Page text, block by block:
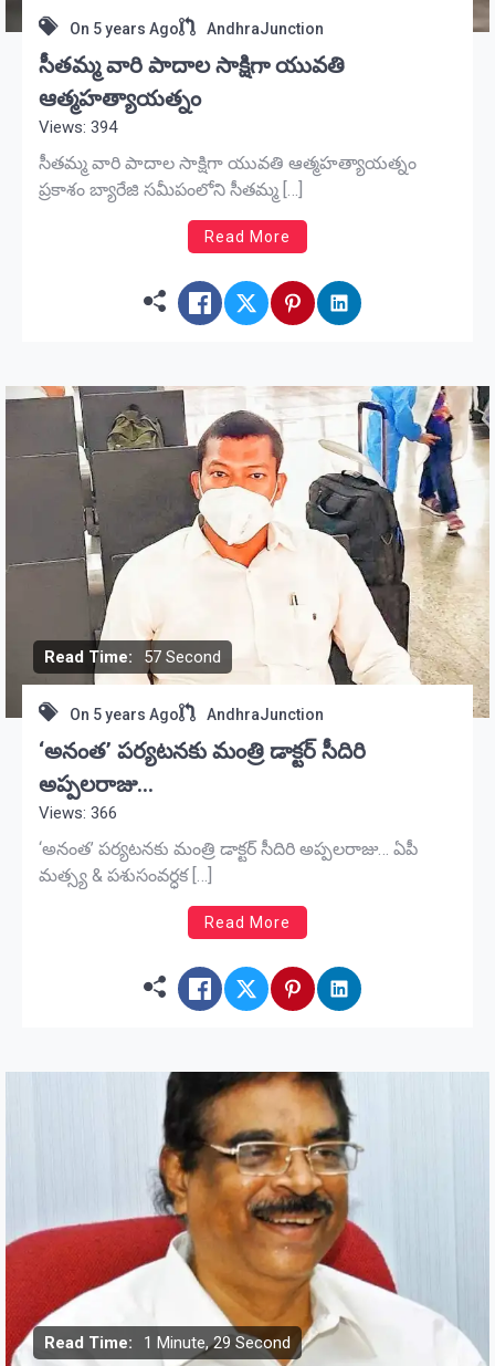
On 5 years Ago AndhraJunction
సీతమ్మ వారి పాదాల సాక్షిగా యువతి
ఆత్మహత్యాయత్నం
Views: 394
సీతమ్మ వారి పాదాల సాక్షిగా యువతి ఆత్మహత్యాయత్నం
ప్రకాశం బ్యారేజి సమీపంలోని సీతమ్మ […]
Read More
Read Time: 57 Second
On 5 years Ago AndhraJunction
‘అనంత’ పర్యటనకు మంత్రి డాక్టర్ సీదిరి
అప్పలరాజు…
Views: 366
‘అనంత’ పర్యటనకు మంత్రి డాక్టర్ సీదిరి అప్పలరాజు… ఏపీ
మత్స్య & పశుసంవర్ధక […]
Read More
Read Time: 1 Minute, 29 Second